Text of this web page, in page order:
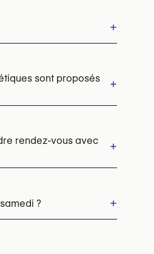
+
sont proposés
+
rendez-vous avec
+
? +